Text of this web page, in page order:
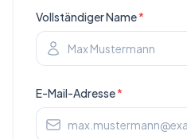
Vollständiger Name*
E-Mail-Adresse*